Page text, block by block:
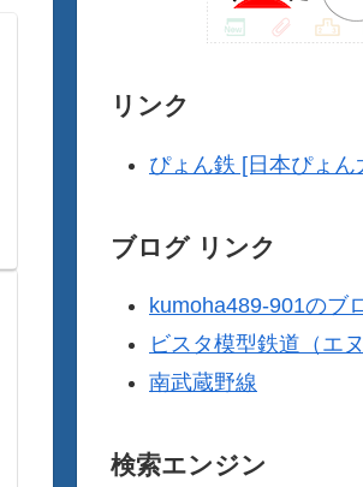
リンク
ぴょん鉄 [日本ぴょん
ブログ リンク
kumoha489-901のブ
ビスタ模型鉄道（エ
南武蔵野線
検索エンジン